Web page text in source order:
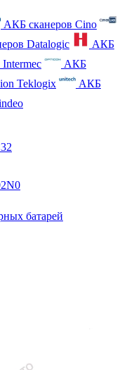
АКБ сканеров Cino
Datalogic
АКБ
АКБ
Teklogix
АКБ
батарей